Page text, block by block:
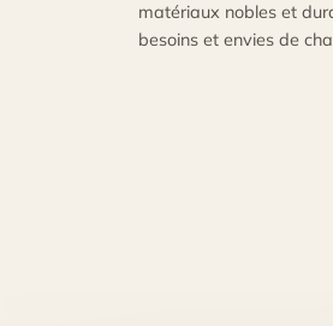
matériaux nobles et
besoins et envies de